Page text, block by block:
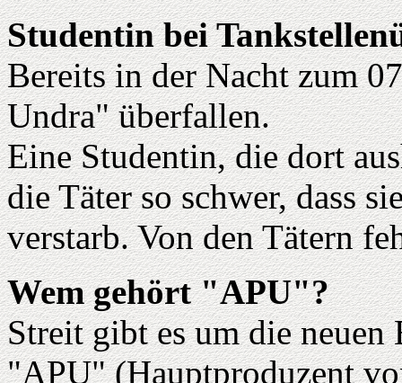
Studentin bei
Bereits in der Nacht zum
Undra" überfallen.
Eine Studentin, die dort
die Täter so schwer, dass
verstarb. Von den Tätern
Wem gehört "APU"?
Streit gibt es um die
"APU" (Hauptproduzent